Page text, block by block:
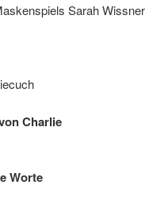
Sarah
Charlie
Worte